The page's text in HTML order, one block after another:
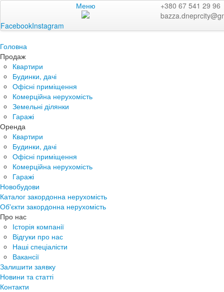
Меню
+380 67 541 29 96
FacebookInstagram
Головна
Продаж
Квартири
Будинки, дачі
Офісні приміщення
Комерційна нерухомість
Земельні ділянки
Гаражі
Оренда
Квартири
Будинки, дачі
Офісні приміщення
Комерційна нерухомість
Гаражі
Новобудови
Каталог закордонна нерухомість
Об'єкти закордонна нерухомість
Про нас
Історія компанії
Відгуки про нас
Наші спеціалісти
Вакансії
Залишити заявку
Новини та статті
Контакти